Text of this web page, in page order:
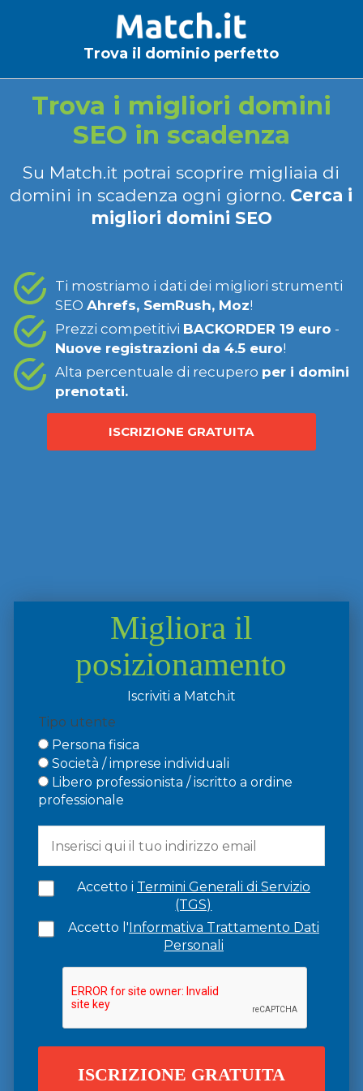
Trova il dominio perfetto
Trova i migliori domini
SEO in scadenza
Su Match.it potrai scoprire migliaia di
domini in scadenza ogni giorno. Cerca i
migliori domini SEO
Ti mostriamo i dati dei migliori strumenti
SEO Ahrefs, SemRush, Moz!
Prezzi competitivi BACKORDER 19 euro -
Nuove registrazioni da 4.5 euro!
Alta percentuale di recupero per i domini
prenotati.
ISCRIZIONE GRATUITA
Migliora il
posizionamento
Iscriviti a Match.it
Tipo utente
Persona fisica
Società / imprese individuali
Libero professionista / iscritto a ordine
professionale
Accetto i Termini Generali di Servizio
(TGS)
Accetto l'Informativa Trattamento Dati
Personali